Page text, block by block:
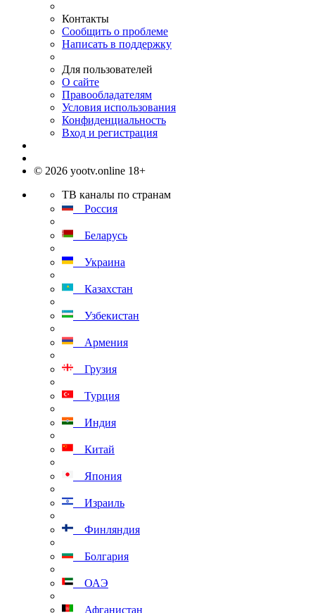
Контакты
Сообщить о проблеме
Написать в поддержку
Для пользователей
О сайте
Правообладателям
Условия использования
Конфиденциальность
Вход и регистрация
© 2026 yootv.online 18+
ТВ каналы по странам
Россия
Беларусь
Украина
Казахстан
Узбекистан
Армения
Грузия
Турция
Индия
Китай
Япония
Израиль
Финляндия
Болгария
ОАЭ
Афганистан